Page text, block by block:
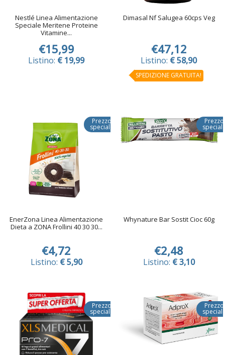
Nestlé Linea Alimentazione
Speciale Meritene Proteine
Vitamine...
€15,99
Listino: € 19,99
Dimasal Nf Salugea 60cps Veg
€47,12
Listino: € 58,90
SPEDIZIONE GRATUITA!
Prezzo
speciale
EnerZona Linea Alimentazione
Dieta a ZONA Frollini 40 30 30...
€4,72
Listino: € 5,90
Prezzo
Whynature Bar Sostit Cioc 60g
€2,48
Listino: € 3,10
Prezzo
speciale
Prezzo